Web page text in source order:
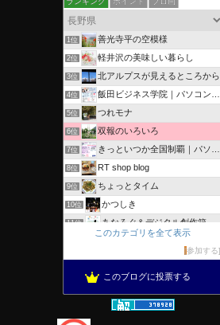
1位 善光寺平の空模様
2位 軽井沢の美味しい暮らし
3位 北アルプスが見えるところから
4位 飯田ビジネス学院｜パソコン、簿記、公共職業訓練と求職者支援
5位 つれモナ
6位 双報のいろいろ
7位 きっといつか全国制覇｜パソコン教室、簿記教室のスタッフブログ
8位 RT shop blog
9位 ちょっとタイム
10位 かつしき
11位 あなろぐ＆デジタル創作箱
軽井沢まったり生活 柴犬とともに
13位 がんばれ長野
OESセｴラ＆レイラ何気ない風景
15位 のんびりいこうよ！
このカテゴリを全て表示
参加する
このブログに投票する